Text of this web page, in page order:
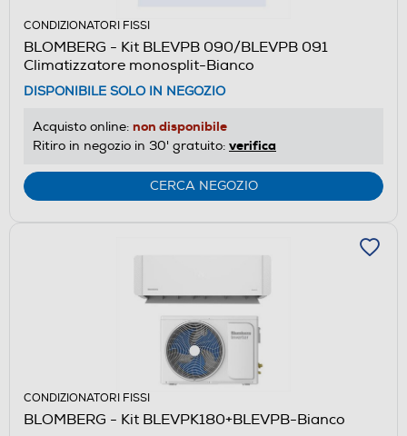
CONDIZIONATORI FISSI
BLOMBERG - Kit BLEVPB 090/BLEVPB 091
Climatizzatore monosplit-Bianco
DISPONIBILE SOLO IN NEGOZIO
Acquisto online: non disponibile
Ritiro in negozio in 30' gratuito: verifica
CERCA NEGOZIO
CONDIZIONATORI FISSI
BLOMBERG - Kit BLEVPK180+BLEVPB-Bianco